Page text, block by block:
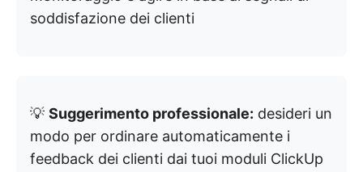
soddisfazione dei clienti
💡 Suggerimento professionale: desideri un
modo per ordinare automaticamente i
feedback dei clienti dai tuoi moduli ClickUp